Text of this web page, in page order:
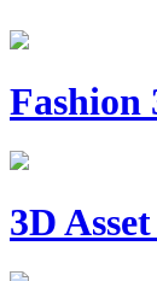
Fashion
3D